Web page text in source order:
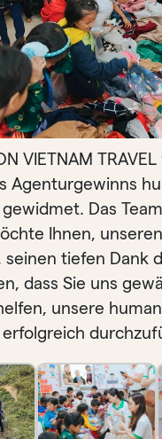
VIETNAM
Agenturgewinns
Das
Ihnen,
seinen tiefen Dank
dass Sie uns
unsere